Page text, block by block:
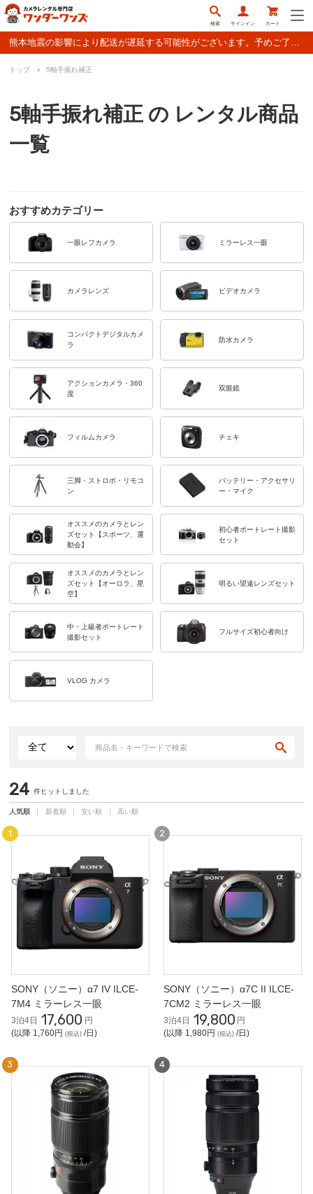
検索 サインイン カート
トップ 5軸手振れ補正
5軸手振れ補正 の レンタル商品
一覧
おすすめカテゴリー
一眼レフカメラ ミラーレス一眼
カメラレンズ ビデオカメラ
コンパクトデジタルカメ
ラ
防水カメラ
アクションカメラ・360
度
双眼鏡
フィルムカメラ チェキ
三脚・ストロボ・リモコ
ン
バッテリー・アクセサリ
ー・マイク
オススメのカメラとレン
ズセット【スポーツ、運
動会】
初心者ポートレート撮影
セット
オススメのカメラとレン
ズセット【オーロラ、星
空】
明るい望遠レンズセット
中・上級者ポートレート
撮影セット
フルサイズ初心者向け
VLOG カメラ
24 件ヒットしました
人気順 新着順 安い順 高い順
SONY（ソニー）α7 IV ILCE-
7M4 ミラーレス一眼
3泊4日 17,600 円
(以降 1,760円 (税込) /日)
SONY（ソニー）α7C II ILCE-
7CM2 ミラーレス一眼
3泊4日 19,800 円
(以降 1,980円 (税込)/日)